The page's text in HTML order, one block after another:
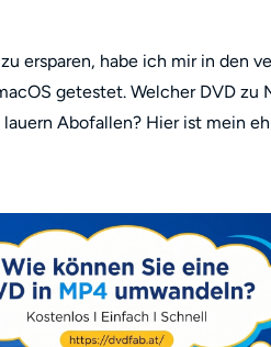
ersparen, habe ich mir in den
getestet. Welcher DVD zu
Abofallen? Hier ist mein